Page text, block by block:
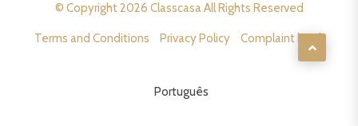
© Copyright 2026 ClasscasaAll Rights Reserved
Terms and Conditions Privacy Policy Complaint book
Português